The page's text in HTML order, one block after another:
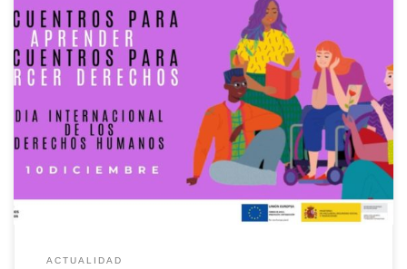
Por el Día Internacional de los DDHH hemos organizado el
encuentro Racismo, derechos humanos y medios de
comunicación con Lucía Mbomío
ACTUALIDAD